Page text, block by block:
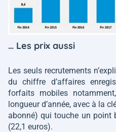
… Les prix aussi
Les seuls recrutements
du chiffre d’affaires
forfaits mobiles
longueur d’année, avec à la
abonné) qui touche un point
(22,1 euros).